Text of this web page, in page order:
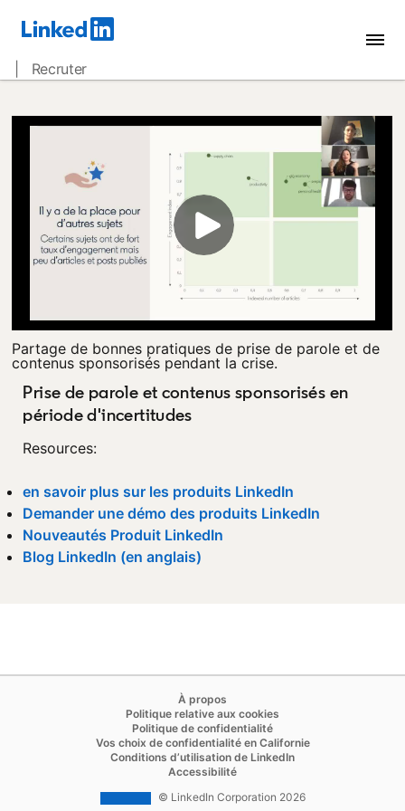
| Recruter
Partage de bonnes pratiques de prise de parole et de
contenus sponsorisés pendant la crise.
Prise de parole et contenus sponsorisés en
période d'incertitudes
Resources:
en savoir plus sur les produits LinkedIn
Demander une démo des produits LinkedIn
Nouveautés Produit LinkedIn
Blog LinkedIn (en anglais)
À propos
Politique relative aux cookies
Politique de confidentialité
Vos choix de confidentialité en Californie
Conditions d’utilisation de LinkedIn
Accessibilité
© LinkedIn Corporation 2026